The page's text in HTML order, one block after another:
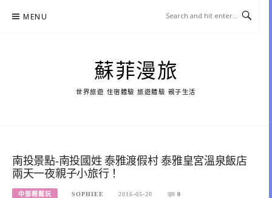
MENU
蘇菲漫旅
世界旅遊 住宿體驗 旅遊體驗 親子生活
南投景點-南投國姓 泰雅渡假村 泰雅皇宮溫泉飯店
兩天一夜親子小旅行！
中部輕鬆玩 SOPHIEE 2016-05-20 0